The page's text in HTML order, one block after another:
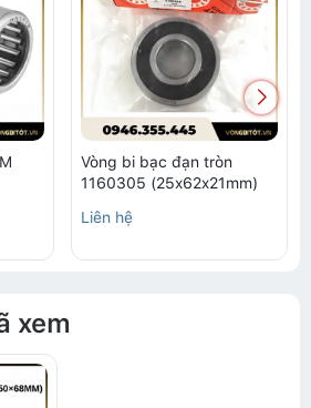
Vòng bi bạc đạn tròn
1160305 (25x62x21mm)
Liên hệ
xem